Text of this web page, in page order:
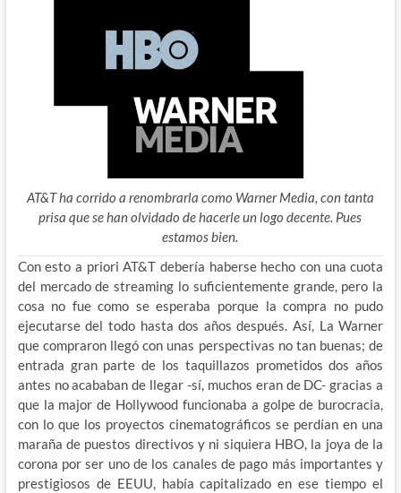
AT&T ha corrido a renombrarla como Warner Media, con tanta
prisa que se han olvidado de hacerle un logo decente. Pues
estamos bien.
Con esto a priori AT&T debería haberse hecho con una cuota
del mercado de streaming lo suficientemente grande, pero la
cosa no fue como se esperaba porque la compra no pudo
ejecutarse del todo hasta dos años después. Así, La Warner
que compraron llegó con unas perspectivas no tan buenas; de
entrada gran parte de los taquillazos prometidos dos años
antes no acababan de llegar -sí, muchos eran de DC- gracias a
que la major de Hollywood funcionaba a golpe de burocracia,
con lo que los proyectos cinematográficos se perdían en una
maraña de puestos directivos y ni siquiera HBO, la joya de la
corona por ser uno de los canales de pago más importantes y
prestigiosos de EEUU, había capitalizado en ese tiempo el